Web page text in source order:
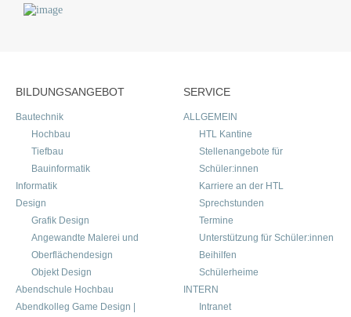
BILDUNGSANGEBOT
Bautechnik
Hochbau
Tiefbau
Bauinformatik
Informatik
Design
Grafik Design
Angewandte Malerei und
Oberflächendesign
Objekt Design
Abendschule Hochbau
Abendkolleg Game Design |
SERVICE
ALLGEMEIN
HTL Kantine
Stellenangebote für
Schüler:innen
Karriere an der HTL
Sprechstunden
Termine
Unterstützung für Schüler:innen
Beihilfen
Schülerheime
INTERN
Intranet